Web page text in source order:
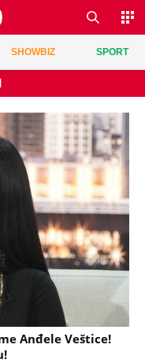
SHOWBIZ SPORT
Anđele Veštice!